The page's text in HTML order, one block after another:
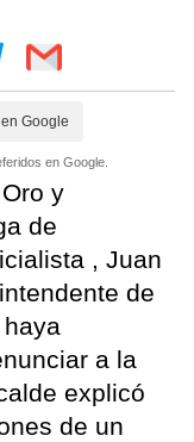
Google
en Google.
y
de
, Juan
de
a la
explicó
de un